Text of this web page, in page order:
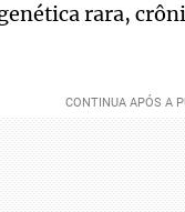
rara,